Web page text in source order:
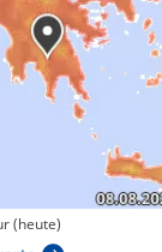
(heute)